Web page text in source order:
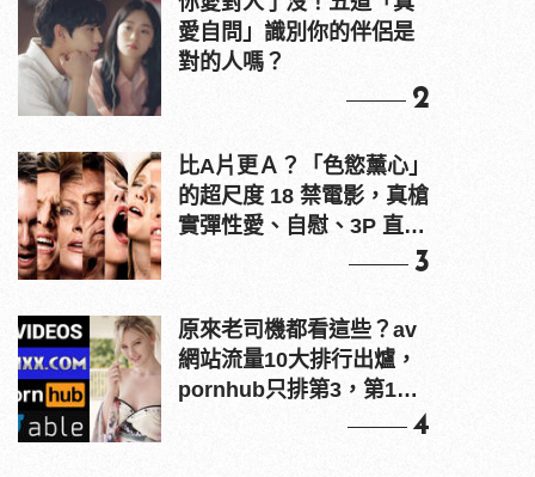
愛自問」識別你的伴侶是
對的人嗎？
2
比A片更Ａ？「色慾薰心」
的超尺度 18 禁電影，真槍
實彈性愛、自慰、3P 直接
3
原來老司機都看這些？av
網站流量10大排行出爐，
pornhub只排第3，第1名
4